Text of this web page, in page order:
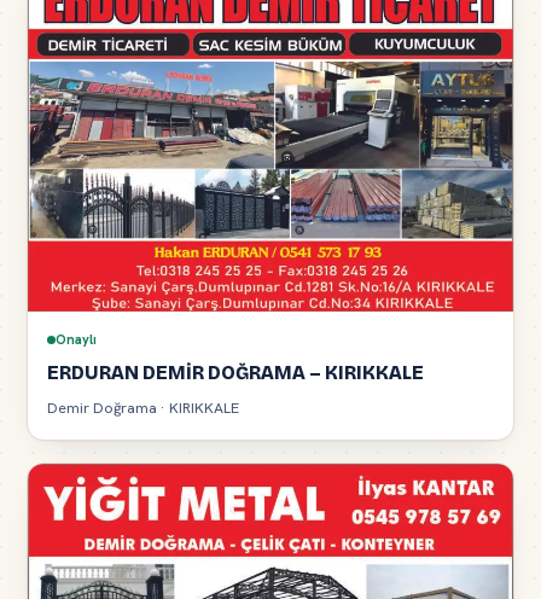
Onaylı
ERDURAN DEMİR DOĞRAMA – KIRIKKALE
Demir Doğrama · KIRIKKALE